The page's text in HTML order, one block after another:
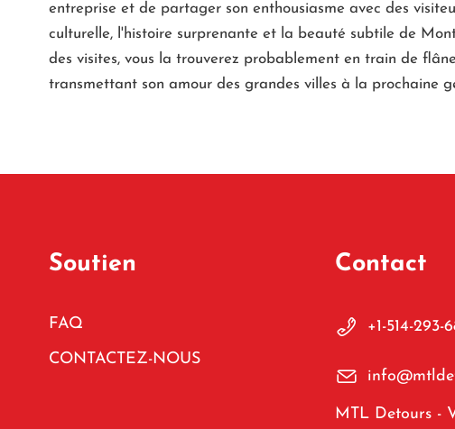
entreprise et de partager son enthousiasme avec des
culturelle, l'histoire surprenante et la beauté subtile de
des visites, vous la trouverez probablement en train de
transmettant son amour des grandes villes à la prochaine
Soutien
FAQ
CONTACTEZ-NOUS
Contact
+1-514-293-
MTL Detours -